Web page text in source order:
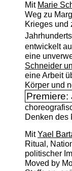
Mit Marie
Weg zu
Krieges und
entwickelt
eine
Schneider
eine Arbeit
Körper und
Premiere:
Denken des
MitYael
Ritual,
politischer
Moved by